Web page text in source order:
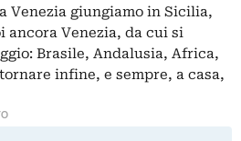
Venezia giungiamo in Sicilia,
ancora Venezia, da cui si
Brasile, Andalusia, Africa,
infine, e sempre, a casa,